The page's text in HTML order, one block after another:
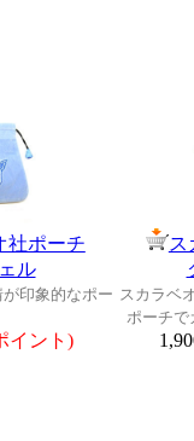
社ポーチ
ル
印象的なポー
イント)
ス
スカラベ
ポーチで